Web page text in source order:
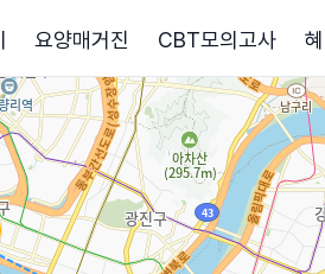
요양매거진 CBT모의고사